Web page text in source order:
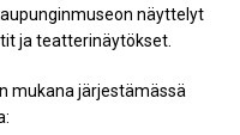
näyttelyt
ja teatterinäytökset.
mukana järjestämässä